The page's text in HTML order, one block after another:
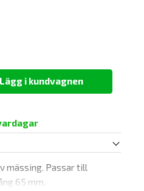
Lägg i kundvagnen
mässing. Passar till
65 mm.